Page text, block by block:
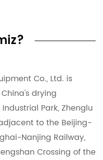
Co., Ltd. is
drying
Park, Zhenglu
to the Beijing-
Nanjing Railway,
Crossing of the